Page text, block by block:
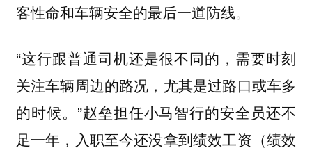
客性命和车辆安全的最后一道防线。
“这行跟普通司机还是很不同的，需要时刻
关注车辆周边的路况，尤其是过路口或车多
的时候。”赵垒担任小马智行的安全员还不
足一年，入职至今还没拿到绩效工资（绩效